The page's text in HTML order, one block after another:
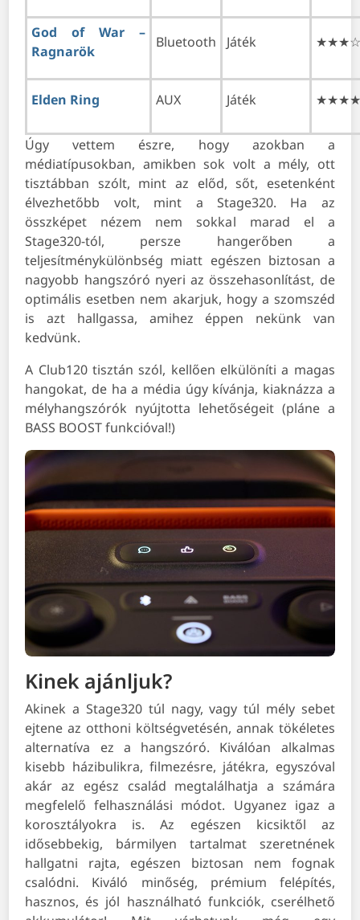
God of War –
Ragnarök
Bluetooth Játék
Elden Ring AUX Játék
Úgy vettem észre, hogy azokban a
médiatípusokban, amikben sok volt a mély, ott
tisztábban szólt, mint az előd, sőt, esetenként
élvezhetőbb volt, mint a Stage320. Ha az
összképet nézem nem sokkal marad el a
Stage320-tól, persze hangerőben a
teljesítménykülönbség miatt egészen biztosan a
nagyobb hangszóró nyeri az összehasonlítást, de
optimális esetben nem akarjuk, hogy a szomszéd
is azt hallgassa, amihez éppen nekünk van
kedvünk.
A Club120 tisztán szól, kellően elkülöníti a magas
hangokat, de ha a média úgy kívánja, kiaknázza a
mélyhangszórók nyújtotta lehetőségeit (pláne a
BASS BOOST funkcióval!)
Kinek ajánljuk?
Akinek a Stage320 túl nagy, vagy túl mély sebet
ejtene az otthoni költségvetésén, annak tökéletes
alternatíva ez a hangszóró. Kiválóan alkalmas
kisebb házibulikra, filmezésre, játékra, egyszóval
akár az egész család megtalálhatja a számára
megfelelő felhasználási módot. Ugyanez igaz a
korosztályokra is. Az egészen kicsiktől az
idősebbekig, bármilyen tartalmat szeretnének
hallgatni rajta, egészen biztosan nem fognak
csalódni. Kiváló minőség, prémium felépítés,
hasznos, és jól használható funkciók, cserélhető